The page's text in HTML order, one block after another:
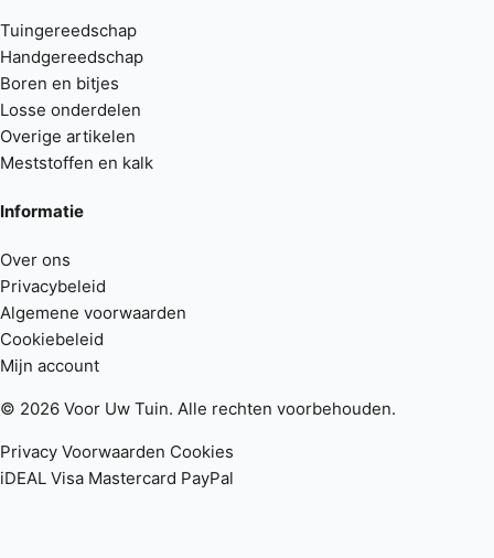
Tuingereedschap
Handgereedschap
Boren en bitjes
Losse onderdelen
Overige artikelen
Meststoffen en kalk
Informatie
Over ons
Privacybeleid
Algemene voorwaarden
Cookiebeleid
Mijn account
© 2026 Voor Uw Tuin. Alle rechten voorbehouden.
Privacy Voorwaarden Cookies
iDEAL Visa Mastercard PayPal